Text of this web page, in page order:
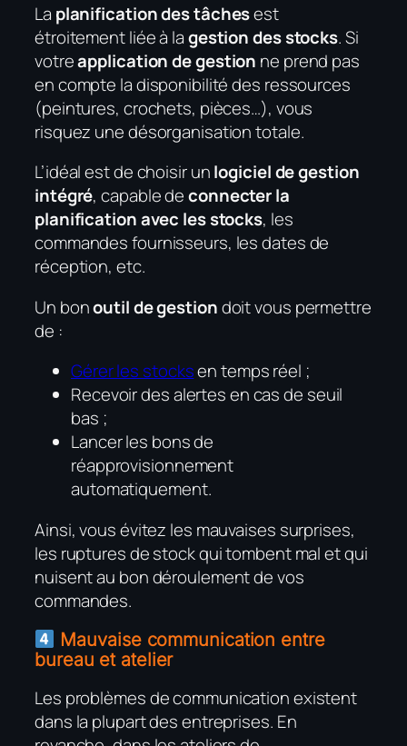
La planification des tâchesest
étroitement liée à lagestion des stocks. Si
votreapplication de gestion ne prend pas
en compte la disponibilité des ressources
(peintures, crochets, pièces…), vous
risquez une désorganisation totale.
L’idéal est de choisir unlogiciel de gestion
intégré, capable deconnecter la
planification avec les stocks, les
commandes fournisseurs, les dates de
réception, etc.
Un bonoutil de gestiondoit vous permettre
de :
Gérer les stocksen temps réel ;
Recevoir des alertes en cas de seuil
bas ;
Lancer les bons de
réapprovisionnement
automatiquement.
Ainsi, vous évitez les mauvaises surprises,
les ruptures de stock qui tombent mal et qui
nuisent au bon déroulement de vos
commandes.
Mauvaise communication entre
bureau et atelier
Les problèmes de communication existent
dans la plupart des entreprises. En